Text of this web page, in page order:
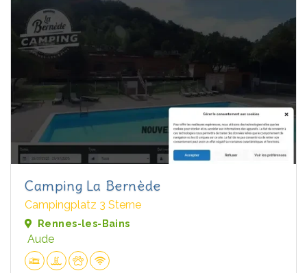
Camping La Bernède
Campingplatz 3 Sterne
Rennes-les-Bains
Aude